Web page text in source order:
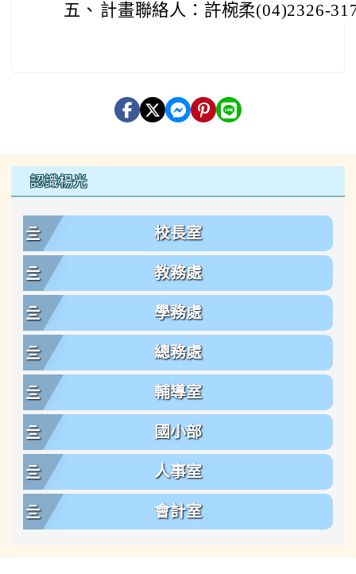
五、 計畫聯絡人：許椀柔(04)2326-
左邊區域內容
認識楊光
校長室
教務處
學務處
總務處
輔導室
國小部
人事室
會計室